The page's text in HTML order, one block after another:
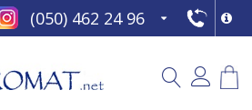
(050) 462 24 96